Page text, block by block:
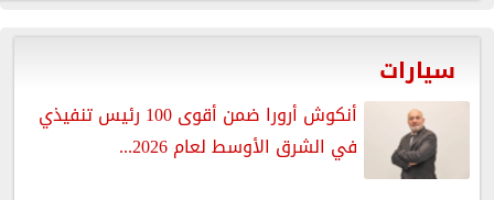
سيارات
أنكوش أرورا ضمن أقوى 100 رئيس تنفيذي
في الشرق الأوسط لعام 2026...